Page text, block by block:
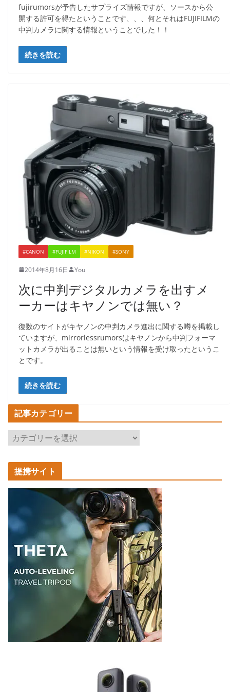
fujirumorsが予告したサプライズ情報ですが、ソースから公
開する許可を得たということです、、、何とそれはFUJIFILMの
中判カメラに関する情報ということでした！！
続きを読む
#CANON #FUJIFILM #NIKON #SONY
2014年8月16日 You
次に中判デジタルカメラを出すメ
ーカーはキヤノンでは無い？
復数のサイトがキヤノンの中判カメラ進出に関する噂を掲載し
ていますが、mirrorlessrumorsはキヤノンから中判フォーマ
ットカメラが出ることは無いという情報を受け取ったというこ
とです。
続きを読む
記事カテゴリー
記
事
カ
テ
ゴ
ー
提携サイト